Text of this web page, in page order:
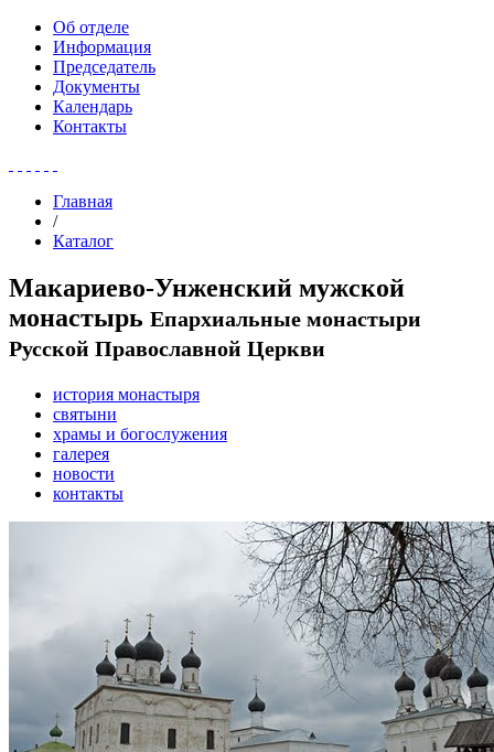
Об отделе
Информация
Председатель
Документы
Календарь
Контакты
Главная
/
Каталог
Макариево-Унженский мужской
монастырь Епархиальные монастыри
Русской Православной Церкви
история монастыря
святыни
храмы и богослужения
галерея
новости
контакты